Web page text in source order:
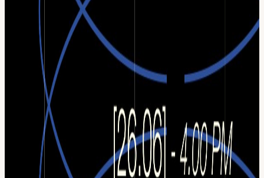
Networking + Cervezas 🍻 Al finalizar el workshop nos
quedaremos para hacer networking entre founders, builders,
marketers, inversores y miembros del ecosistema startup y Web3.
Será una oportunidad para generar conexiones, compartir
experiencias y descubrir oportunidades de colaboración mientras
disfrutamos de unas cervezas cortesía de nuestros sponsors.
Sponsors. Este encuentro cuenta con el apoyo de: ⁠Crecimiento
VMK Agency Ourbit Psychology for Founders Para quién es •⁠
⁠Founders y co-founders. •⁠ ⁠Startups en etapa temprana. •⁠ ⁠Builders y
emprendedores Web3. •⁠ ⁠Equipos de growth y marketing. •⁠
⁠Proyectos SaaS, fintech, IA, blockchain y tecnología. •⁠ ⁠Personas
que quieran transformar un gran producto en una empresa que crece.
Te vas a llevar Un plan de growth para los próximos 90 días con
prioridades claras, canales recomendados y próximos pasos
concretos para tu proyecto.